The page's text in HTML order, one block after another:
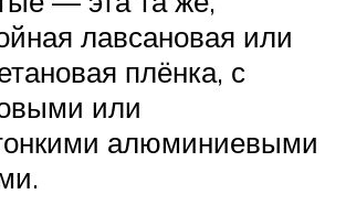
лавсановая или
плёнка, с
или
алюминиевыми